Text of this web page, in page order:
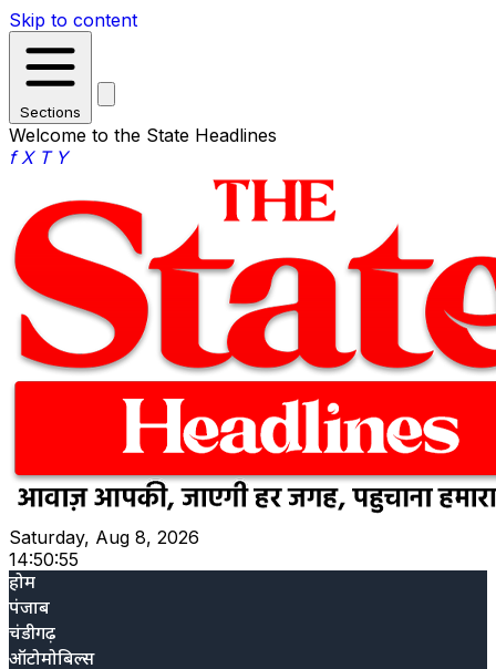
Skip to content
Sections
Welcome to the State Headlines
f X T Y
Saturday, Aug 8, 2026
14:50:56
होम
पंजाब
चंडीगढ़
ऑटोमोबिल्स